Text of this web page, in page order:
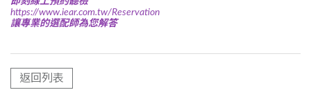
https://www.iear.com.tw/Reservation
讓專業的選配師為您解答
返回列表